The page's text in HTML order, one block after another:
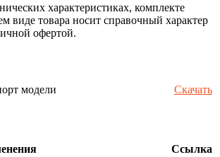
характеристиках, комплекте
виде товара носит справочный характер
офертой.
модели Скачать
Ссылка